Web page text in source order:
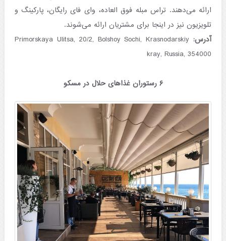
ارائه می‌دهند. تراس مبله فوق العاده، وای فای رایگان، پارکینگ و
تلویزیون نیز در اینجا برای مشتریان ارائه می‌شوند.
آدرس: Primorskaya Ulitsa, 20/2, Bolshoy Sochi, Krasnodarskiy
kray, Russia, 354000
۶ رستوران غذاهای حلال در مسکو